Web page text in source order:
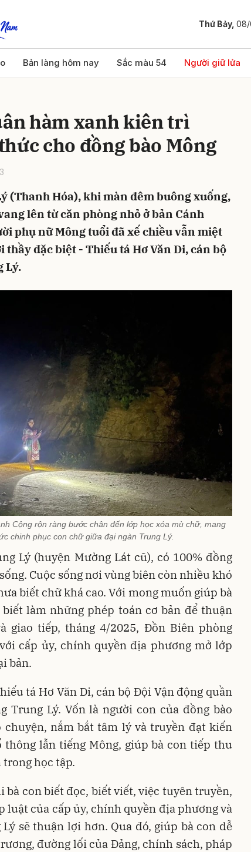
Thứ Bảy, 08/
Bản làng hôm nay Sắc màu 54 Người giữ lửa
hàm xanh kiên trì
cho đồng bào Mông
(Thanh Hóa), khi màn đêm buông xuống,
lên từ căn phòng nhỏ ở bản Cánh
phụ nữ Mông tuổi đã xế chiều vẫn miệt
thầy đặc biệt - Thiếu tá Hơ Văn Di, cán bộ
Lý.
Cộng rộn ràng bước chân đến lớp học xóa mù chữ, mang
chinh phục con chữ giữa đại ngàn Trung Lý.
Lý (huyện Mường Lát cũ), có 100% đồng
Cuộc sống nơi vùng biên còn nhiều khó
biết chữ khá cao. Với mong muốn giúp bà
làm những phép toán cơ bản để thuận
giao tiếp, tháng 4/2025, Đồn Biên phòng
cấp ủy, chính quyền địa phương mở lớp
bản.
tá Hơ Văn Di, cán bộ Đội Vận động quần
Trung Lý. Vốn là người con của đồng bào
chuyện, nắm bắt tâm lý và truyền đạt kiến
thông lẫn tiếng Mông, giúp bà con tiếp thu
học tập.
bà con biết đọc, biết viết, việc tuyên truyền,
luật của cấp ủy, chính quyền địa phương và
sẽ thuận lợi hơn. Qua đó, giúp bà con dễ
đường lối của Đảng, chính sách, pháp
bình luận
Hủy